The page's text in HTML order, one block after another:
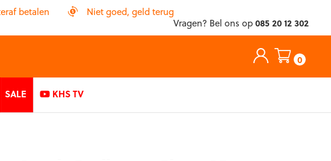
betalen
Niet goed, geld terug
Vragen? Bel ons op085 20 12 302
0
SALE KHS TV